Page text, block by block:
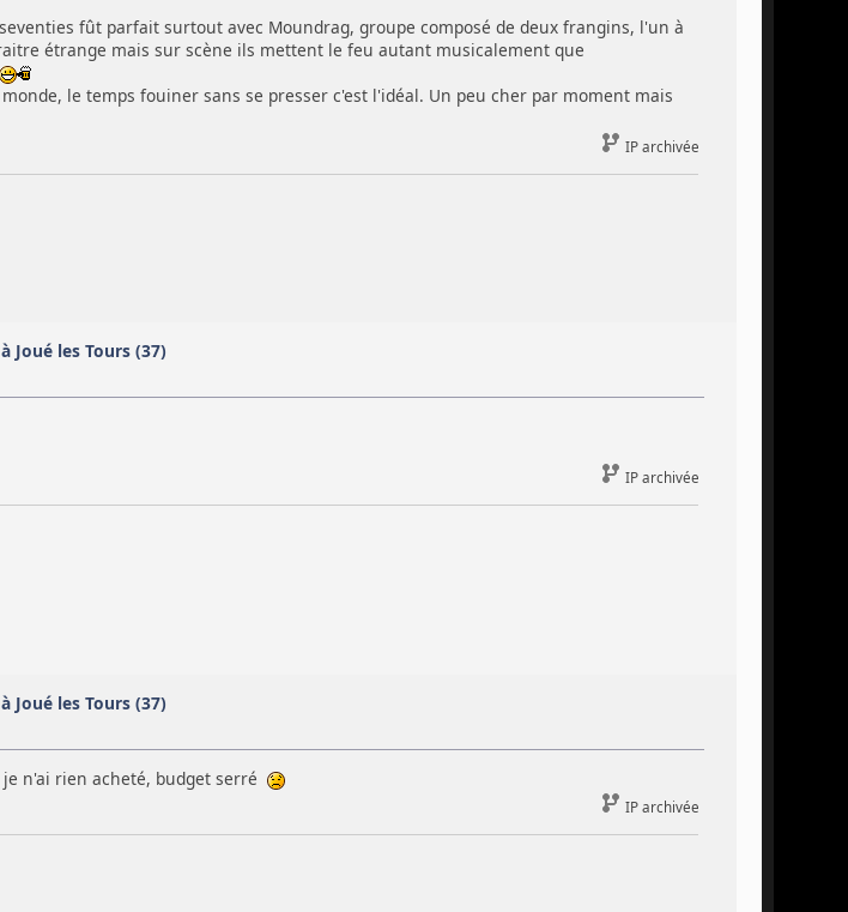
fût parfait surtout avec Moundrag, groupe composé de deux frangins, l'un à
étrange mais sur scène ils mettent le feu autant musicalement que
le temps fouiner sans se presser c'est l'idéal. Un peu cher par moment mais
IP archivée
Joué les Tours (37)
IP archivée
Joué les Tours (37)
n'ai rien acheté, budget serré
IP archivée